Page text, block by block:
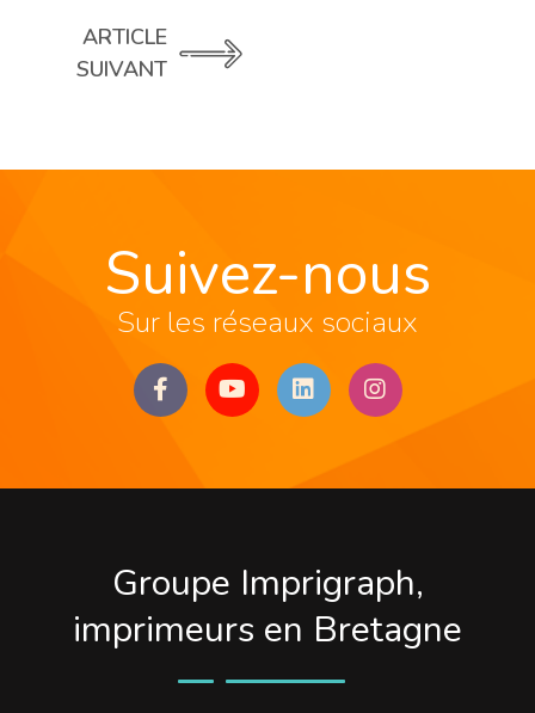
ARTICLE
SUIVANT
Suivez-nous
Sur les réseaux sociaux
Groupe Imprigraph,
imprimeurs en Bretagne